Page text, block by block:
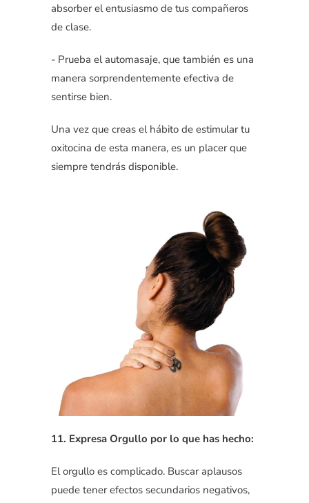
absorber el entusiasmo de tus compañeros
de clase.
- Prueba el automasaje, que también es una
manera sorprendentemente efectiva de
sentirse bien.
Una vez que creas el hábito de estimular tu
oxitocina de esta manera, es un placer que
siempre tendrás disponible.
11. Expresa Orgullo por lo que has hecho:
El orgullo es complicado. Buscar aplausos
puede tener efectos secundarios negativos,